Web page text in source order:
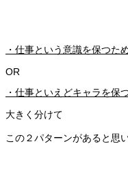
・仕事という意識を保つた
OR
・仕事といえどキャラを保
大きく分けて
この２パターンがあると思